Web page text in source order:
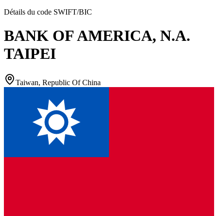
Détails du code SWIFT/BIC
BANK OF AMERICA, N.A.
TAIPEI
Taiwan, Republic Of China